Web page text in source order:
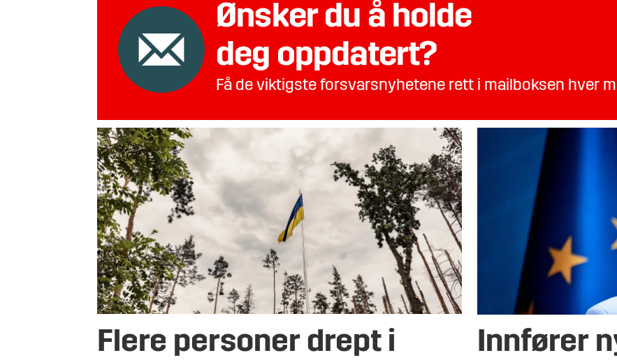
Ønsker du å holde
deg oppdatert?
Få de viktigste forsvarsnyhetene rett i mailboksen hver
Flere personer drept i
Innfører